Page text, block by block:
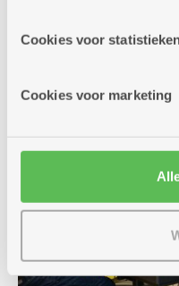
partners kunnen deze
Cookies voor
Cookies voor marketing